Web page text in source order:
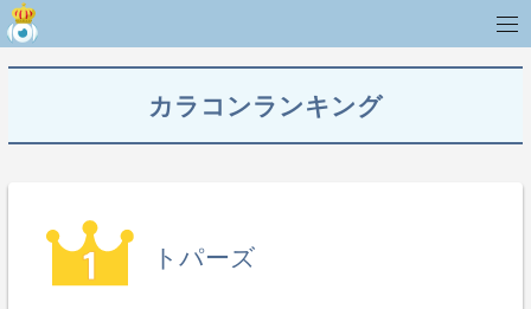
カラコンランキング
トパーズ